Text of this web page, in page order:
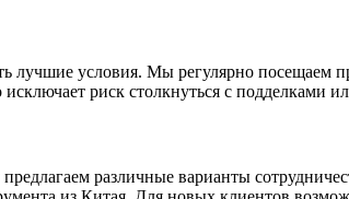
лучшие условия. Мы регулярно посещаем
риск столкнуться с подделками
различные варианты